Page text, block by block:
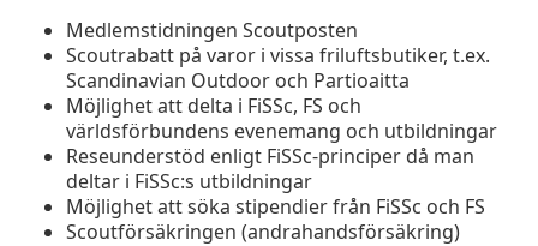
Medlemstidningen Scoutposten
Scoutrabatt på varor i vissa friluftsbutiker, t.ex.
Scandinavian Outdoor och Partioaitta
Möjlighet att delta i FiSSc, FS och
världsförbundens evenemang och utbildningar
Reseunderstöd enligt FiSSc-principer då man
deltar i FiSSc:s utbildningar
Möjlighet att söka stipendier från FiSSc och FS
Scoutförsäkringen (andrahandsförsäkring)